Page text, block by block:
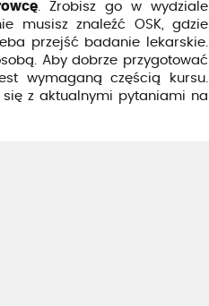
. Zrobisz go w wydziale
musisz znaleźć OSK, gdzie
przejść badanie lekarskie.
Aby dobrze przygotować
wymaganą częścią kursu.
z aktualnymi pytaniami na